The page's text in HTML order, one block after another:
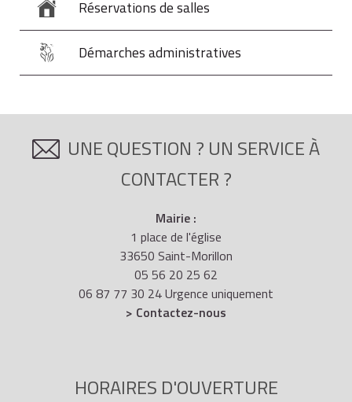
Réservations de salles
Démarches administratives
UNE QUESTION ? UN SERVICE À
CONTACTER ?
Mairie :
1 place de l'église
33650 Saint-Morillon
05 56 20 25 62
06 87 77 30 24 Urgence uniquement
> Contactez-nous
HORAIRES D'OUVERTURE